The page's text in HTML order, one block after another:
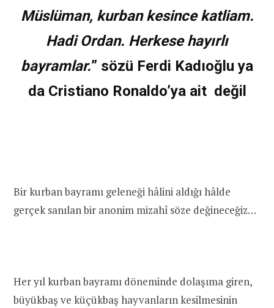
Müslüman, kurban kesince katliam.
Hadi Ordan. Herkese hayırlı
bayramlar.” sözü Ferdi Kadıoğlu ya
da Cristiano Ronaldo’ya ait değil
Bir kurban bayramı geleneği hâlini aldığı hâlde
gerçek sanılan bir anonim mizahî söze değineceğiz…
Her yıl kurban bayramı döneminde dolaşıma giren,
büyükbaş ve küçükbaş hayvanların kesilmesinin